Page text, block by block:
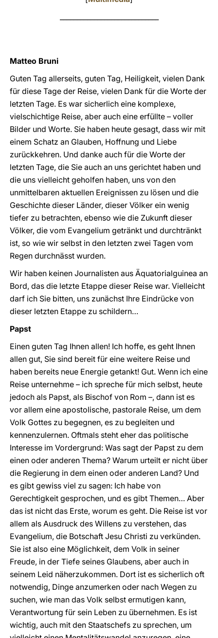
Matteo Bruni
Guten Tag allerseits, guten Tag, Heiligkeit, vielen Dank
für diese Tage der Reise, vielen Dank für die Worte der
letzten Tage. Es war sicherlich eine komplexe,
vielschichtige Reise, aber auch eine erfüllte – voller
Bilder und Worte. Sie haben heute gesagt, dass wir mit
einem Schatz an Glauben, Hoffnung und Liebe
zurückkehren. Und danke auch für die Worte der
letzten Tage, die Sie auch an uns gerichtet haben und
die uns vielleicht geholfen haben, uns von den
unmittelbaren aktuellen Ereignissen zu lösen und die
Geschichte dieser Länder, dieser Völker ein wenig
tiefer zu betrachten, ebenso wie die Zukunft dieser
Völker, die vom Evangelium getränkt und durchtränkt
ist, so wie wir selbst in den letzten zwei Tagen vom
Regen durchnässt wurden.
Wir haben keinen Journalisten aus Äquatorialguinea an
Bord, das die letzte Etappe dieser Reise war. Vielleicht
darf ich Sie bitten, uns zunächst Ihre Eindrücke von
dieser letzten Etappe zu schildern…
Papst
Einen guten Tag Ihnen allen! Ich hoffe, es geht Ihnen
allen gut, Sie sind bereit für eine weitere Reise und
haben bereits neue Energie getankt! Gut. Wenn ich eine
Reise unternehme – ich spreche für mich selbst, heute
jedoch als Papst, als Bischof von Rom –, dann ist es
vor allem eine apostolische, pastorale Reise, um dem
Volk Gottes zu begegnen, es zu begleiten und
kennenzulernen. Oftmals steht eher das politische
Interesse im Vordergrund: Was sagt der Papst zu dem
einen oder anderen Thema? Warum urteilt er nicht über
die Regierung in dem einen oder anderen Land? Und
es gibt gewiss viel zu sagen: Ich habe von
Gerechtigkeit gesprochen, und es gibt Themen… Aber
das ist nicht das Erste, worum es geht. Die Reise ist vor
allem als Ausdruck des Willens zu verstehen, das
Evangelium, die Botschaft Jesu Christi zu verkünden.
Sie ist also eine Möglichkeit, dem Volk in seiner
Freude, in der Tiefe seines Glaubens, aber auch in
seinem Leid näherzukommen. Dort ist es sicherlich oft
notwendig, Dinge anzumerken oder nach Wegen zu
suchen, wie man das Volk selbst ermutigen kann,
Verantwortung für sein Leben zu übernehmen. Es ist
wichtig, auch mit den Staatschefs zu sprechen, um